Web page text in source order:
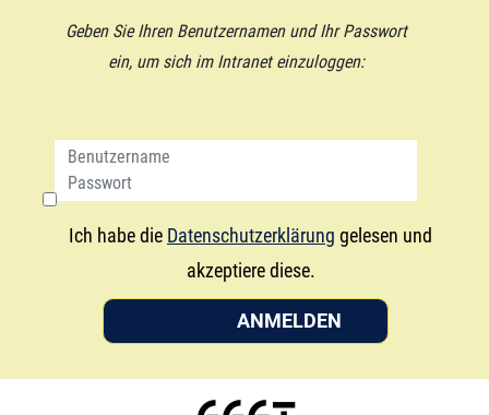
Geben Sie Ihren Benutzernamen und Ihr Passwort
ein, um sich im Intranet einzuloggen:
Ich habe die Datenschutzerklärung gelesen und
akzeptiere diese.
ANMELDEN